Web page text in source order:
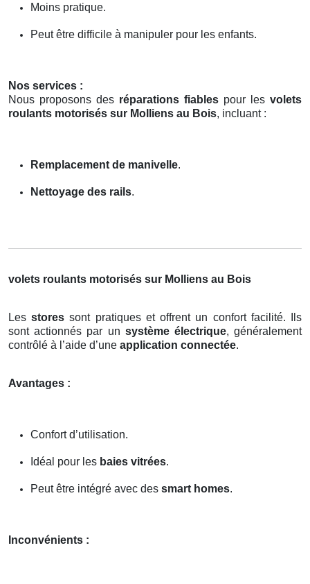
Moins pratique.
Peut être difficile à manipuler pour les enfants.
Nos services :
Nous proposons des réparations fiables pour les volets
roulants motorisés sur Molliens au Bois, incluant :
Remplacement de manivelle.
Nettoyage des rails.
volets roulants motorisés sur Molliens au Bois
Lesstores sont pratiques et offrent un confort facilité. Ils
sont actionnés par un système électrique, généralement
contrôlé à l’aide d’une application connectée.
Avantages :
Confort d’utilisation.
Idéal pour les baies vitrées.
Peut être intégré avec des smart homes.
Inconvénients :